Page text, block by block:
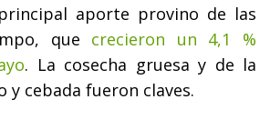
aporte provino de las
que crecieron un 4,1 %
. La cosecha gruesa y de la
y cebada fueron claves.